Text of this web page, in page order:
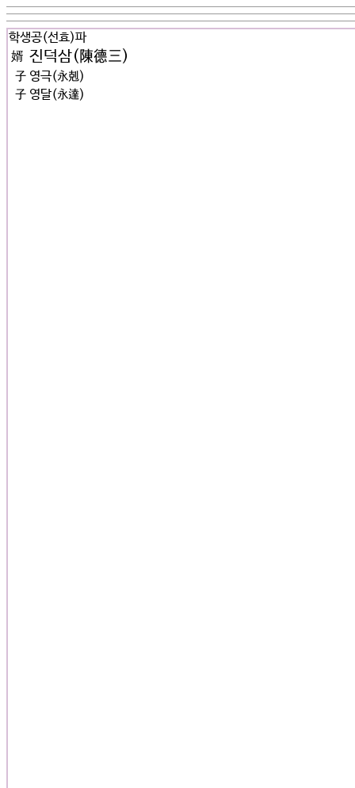
학생공(선효)파
婿 진덕삼(陳德三)
子 영극(永剋)
子 영달(永達)